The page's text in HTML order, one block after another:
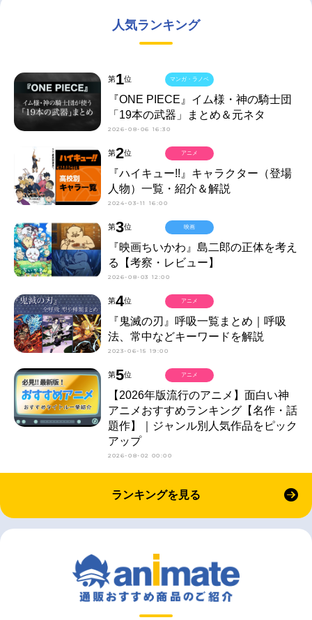
人気ランキング
第1位
『ONE PIECE』イム様・神の騎士団
「19本の武器」まとめ＆元ネタ
2026-08-06 16:30
マンガ・ラノベ
第2位
『ハイキュー!!』キャラクター（登場
人物）一覧・紹介＆解説
2024-03-11 16:00
アニメ
第3位
『映画ちいかわ』島二郎の正体を考え
る【考察・レビュー】
2026-08-03 12:00
映画
第4位
『鬼滅の刃』呼吸一覧まとめ｜呼吸
法、常中などキーワードを解説
2023-06-15 19:00
アニメ
第5位
【2026年版流行のアニメ】面白い神
アニメおすすめランキング【名作・話
題作】｜ジャンル別人気作品をピック
アップ
2026-08-02 00:00
アニメ
ランキングを見る